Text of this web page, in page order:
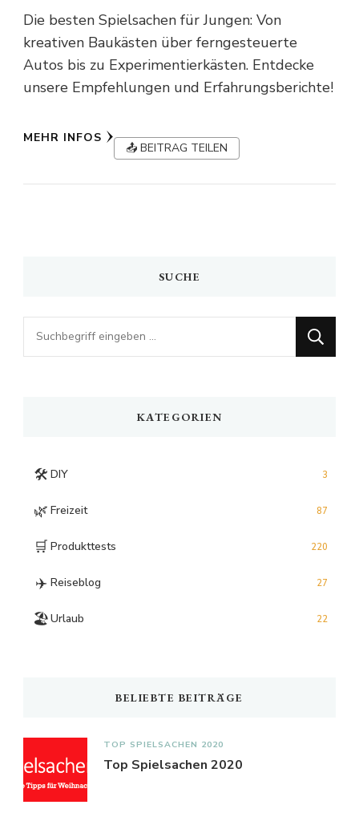
Die besten Spielsachen für Jungen: Von
kreativen Baukästen über ferngesteuerte
Autos bis zu Experimentierkästen. Entdecke
unsere Empfehlungen und Erfahrungsberichte!
MEHR INFOS
📤 BEITRAG TEILEN
SUCHE
Looking
for
KATEGORIEN
🛠️ DIY 3
🌿 Freizeit 87
🛒 Produkttests 220
✈️ Reiseblog 27
🏖️Urlaub 22
BELIEBTE BEITRÄGE
TOP SPIELSACHEN 2020
Top Spielsachen 2020